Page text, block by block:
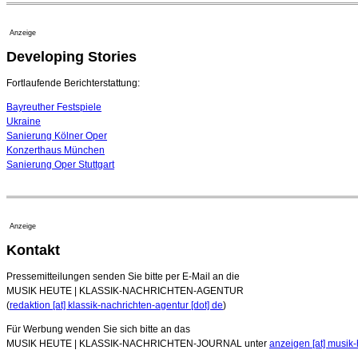
Anzeige
Developing Stories
Fortlaufende Berichterstattung:
Bayreuther Festspiele
Ukraine
Sanierung Kölner Oper
Konzerthaus München
Sanierung Oper Stuttgart
Anzeige
Kontakt
Pressemitteilungen senden Sie bitte per E-Mail an die
MUSIK HEUTE | KLASSIK-NACHRICHTEN-AGENTUR
(redaktion [at] klassik-nachrichten-agentur [dot] de)
Für Werbung wenden Sie sich bitte an das
MUSIK HEUTE | KLASSIK-NACHRICHTEN-JOURNAL unter anzeigen [at]